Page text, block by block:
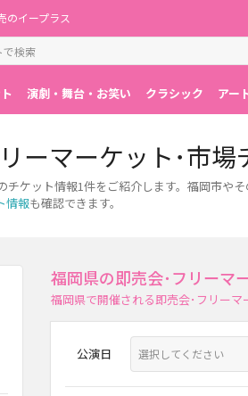
のイープラス
演劇・舞台・お笑い クラシック アー
ーマーケット･市場
チケット情報1件をご紹介します。福岡市や
情報も確認できます。
福岡県の即売会･フリーマ
福岡県で開催される即売会･フリー
公演日